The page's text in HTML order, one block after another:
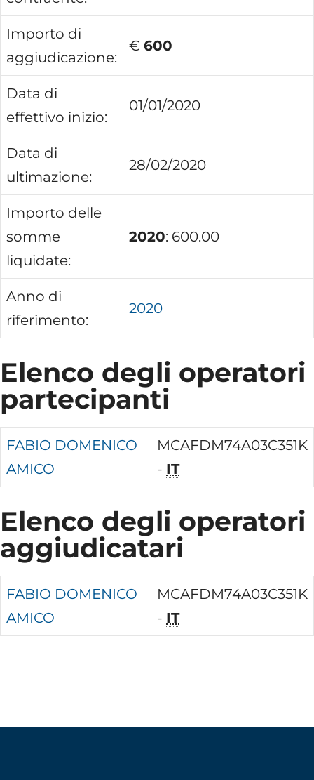
Importo di
aggiudicazione:
€ 600
Data di
effettivo inizio:
01/01/2020
Data di
ultimazione:
28/02/2020
Importo delle
somme
liquidate:
2020: 600.00
Anno di
riferimento:
2020
Elenco degli operatori
partecipanti
FABIO DOMENICO
AMICO
MCAFDM74A03C351K
- IT
Elenco degli operatori
aggiudicatari
FABIO DOMENICO
AMICO
MCAFDM74A03C351K
- IT